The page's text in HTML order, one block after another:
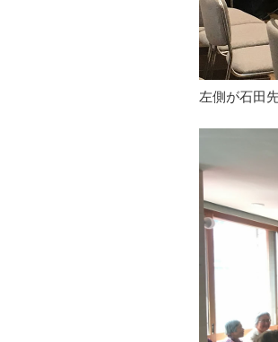
左側が石田